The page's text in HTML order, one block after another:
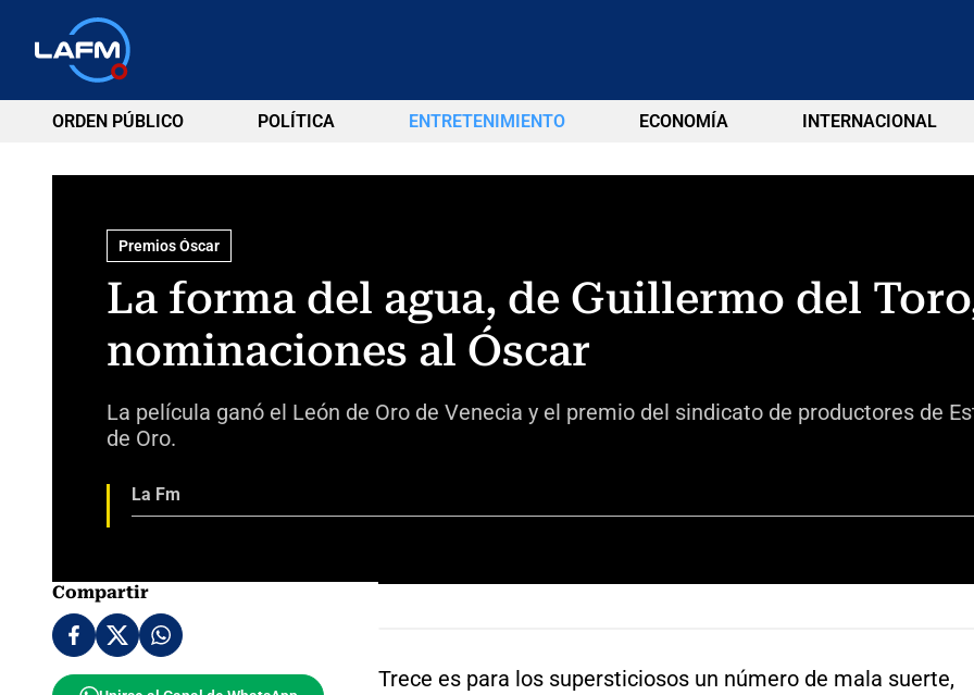
ORDEN PÚBLICO POLÍTICA ENTRETENIMIENTO ECONOMÍA INTERNACIONAL
Premios Óscar
La forma del agua, de Guillermo del
nominaciones al Óscar
La película ganó el León de Oro de Venecia y el premio del sindicato de productores de
de Oro.
La Fm
Compartir
Trece es para los supersticiosos un número de mala suerte,